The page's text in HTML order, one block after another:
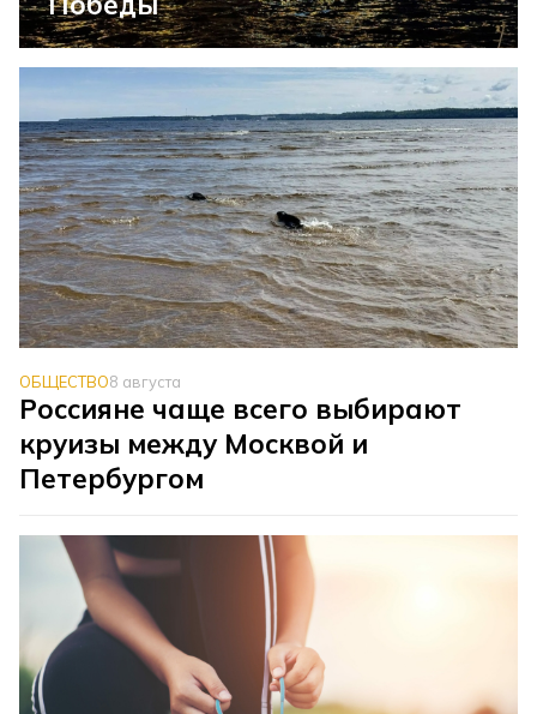
ОБЩЕСТВО8 августа
Россияне чаще всего выбирают
круизы между Москвой и
Петербургом